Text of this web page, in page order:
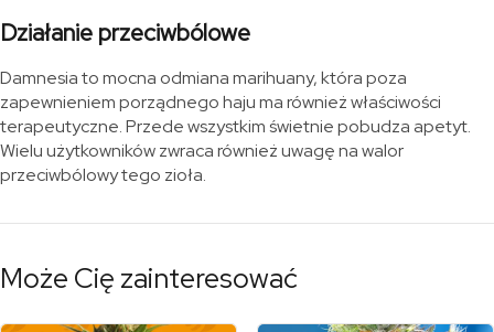
Działanie przeciwbólowe
Damnesia to mocna odmiana marihuany, która poza
zapewnieniem porządnego haju ma również właściwości
terapeutyczne. Przede wszystkim świetnie pobudza apetyt.
Wielu użytkowników zwraca również uwagę na walor
przeciwbólowy tego zioła.
Może Cię zainteresować